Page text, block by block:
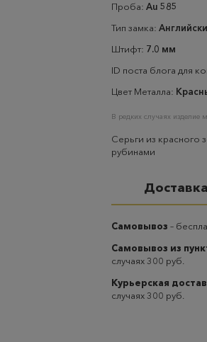
Проба: Au 585
Тип замка:
Штифт: 7.0 мм
ID поста блога для
Цвет Металла:
В редких случаях изделие
Серьги из красного
рубинами
Доставка
Самовывоз –
Самовывоз из
случаях 300 руб.
Курьерская
случаях 300 руб.